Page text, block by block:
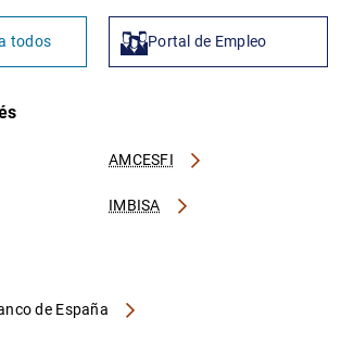
todos Portal de Empleo
AMCESFI
IMBISA
de España